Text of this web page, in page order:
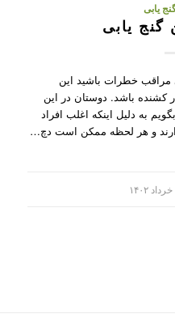
یابی
یابی
خطرات باشید این
کشنده باشد. دوستان در این
به دلیل اینکه اغلب افراد
و هر لحظه ممکن است دچ…